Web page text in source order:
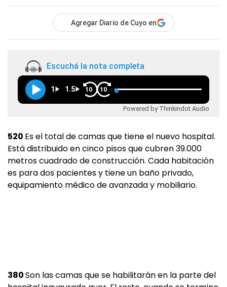
Agregar Diario de Cuyo en
Escuchá la nota completa
1 1.5 10 10
Powered by Thinkindot Audio
520 Es el total de camas que tiene el nuevo hospital.
Está distribuido en cinco pisos que cubren 39.000
metros cuadrado de construcción. Cada habitación
es para dos pacientes y tiene un baño privado,
equipamiento médico de avanzada y mobiliario.
380Son las camas que se habilitarán en la parte del